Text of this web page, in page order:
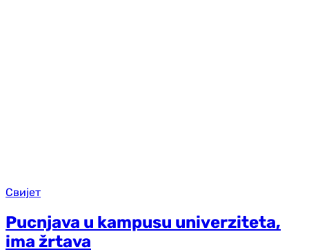
Свијет
Pucnjava u kampusu univerziteta,
ima žrtava